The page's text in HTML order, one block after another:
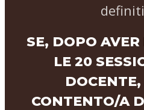
SE, DOPO
LE 20
CONTENTO/A